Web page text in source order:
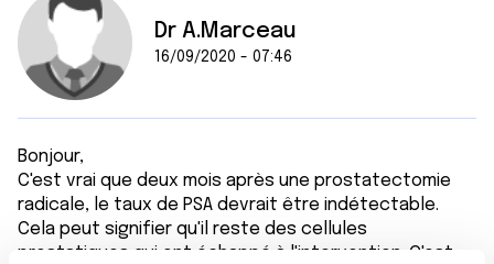
Dr A.Marceau
16/09/2020 - 07:46
Bonjour,
C'est vrai que deux mois après une prostatectomie
radicale, le taux de PSA devrait être indétectable.
Cela peut signifier qu'il reste des cellules
prostatiques qui ont échappé à l'intervention. C'est